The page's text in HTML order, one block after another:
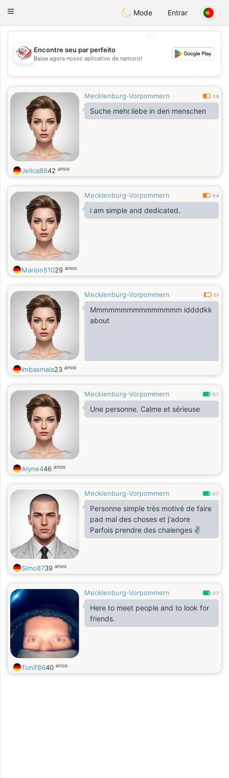
Dating
Toggle
Mode Entrar
💖
💕
Encontre seu par perfeito
Baixe agora nosso aplicativo de namoro!
Mecklenburg-Vorpommern 0.6
Suche mehr.liebe in den menschen
Jelica8642 anos
Mecklenburg-Vorpommern 0.4
i am simple and dedicated.
Marion51029 anos
Mecklenburg-Vorpommern 0.1
Mmmmmmmmmmmmmmm iddddkk
about
Imbasmala23 anos
Mecklenburg-Vorpommern 0.7
Une personne. Calme et sérieuse
Alyne446 anos
Mecklenburg-Vorpommern 0.7
Personne simple très motivé de faire
pad mal des choses et j‘adore
Parfois prendre des chalenges ✌️
Simo8739 anos
Mecklenburg-Vorpommern 0.7
Here to meet people and to look for
friends.
Tonif8640 anos